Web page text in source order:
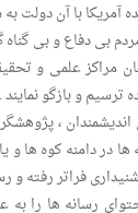
با آن دولت
بی دفاع و بی گناه
مراکز علمی و
و بازگو نمایند .
،
در دامنه کوه ها و
فراتر رفته و
رسانه ها را به